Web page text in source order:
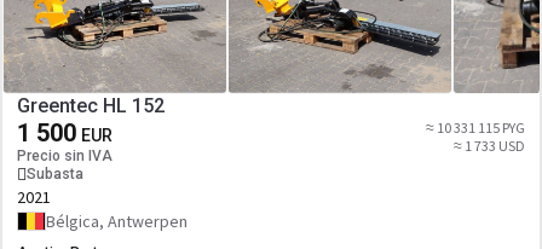
Greentec HL 152
1 500 EUR
Precio sin IVA
Subasta
≈ 10 331 115 PYG
≈ 1 733 USD
2021
Bélgica, Antwerpen